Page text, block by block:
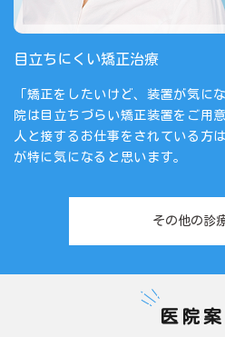
目立ちにくい矯正治療
「矯正をしたいけど、装置が気に
院は目立ちづらい矯正装置をご用
人と接するお仕事をされている方
が特に気になると思います。
その他の診
医院